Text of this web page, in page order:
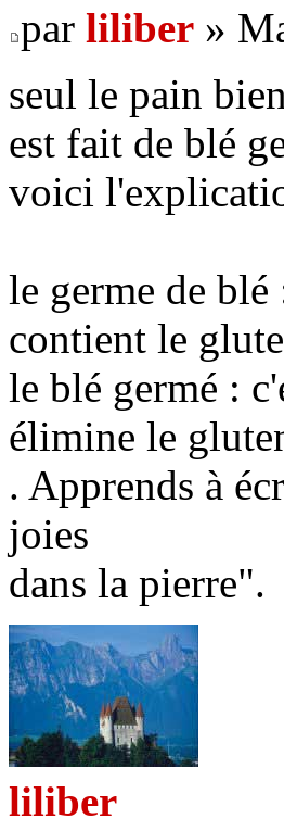
par liliber »
seul le pain
est fait de blé
voici
le germe de
contient le
le blé germé :
élimine le
. Apprends à
joies
dans la pierre".
liliber